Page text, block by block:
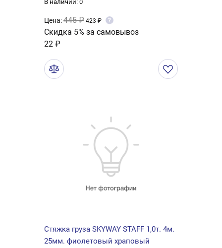
В наличии: 0
Цена:445 ₽ 423 ₽ ?
Скидка 5% за самовывоз
22 ₽
Стяжка груза SKYWAY STAFF 1,0т. 4м.
25мм. фиолетовый храповый